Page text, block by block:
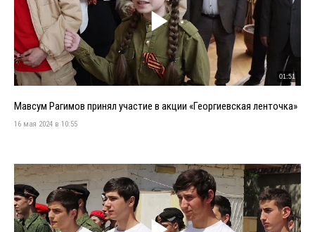
01:51
Мавсум Рагимов принял участие в акции «Георгиевская ленточка»
16 мая 2024 в 10:55